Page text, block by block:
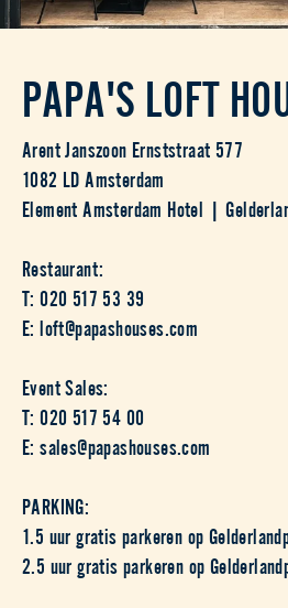
PAPA'S LOFT
Arent Janszoon Ernststraat 577
1082 LD Amsterdam
Element Amsterdam Hotel |
Restaurant:
T: 020 517 53 39
E: loft@papashouses.com
Event Sales:
T: 020 517 54 00
E: sales@papashouses.com
PARKING:
1.5 uur gratis parkeren op
2.5 uur gratis parkeren op